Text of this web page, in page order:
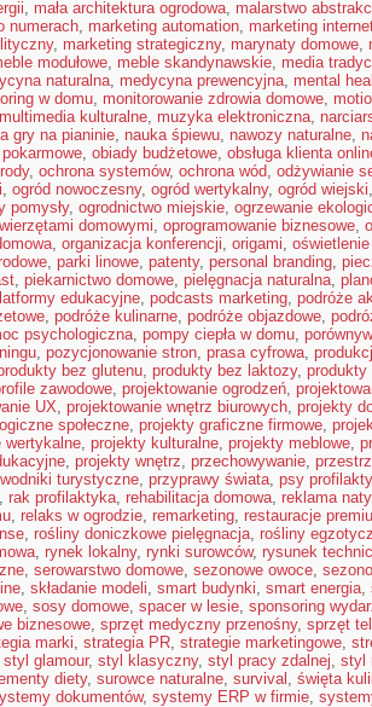
, mała architektura ogrodowa, malarstwo
numerach, marketing automation, marketing
, marketing strategiczny, marynaty domowe,
modułowe, meble skandynawskie, media
naturalna, medycyna prewencyjna, mental
w domu, monitorowanie zdrowia domowe,
multimedia kulturalne, muzyka elektroniczna,
gry na pianinie, nauka śpiewu, nawozy naturalne,
, obiady budżetowe, obsługa klienta
, ochrona systemów, ochrona wód, odżywianie
, ogród nowoczesny, ogród wertykalny, ogród wiejski
pomysły, ogrodnictwo miejskie, ogrzewanie
domowymi, oprogramowanie biznesowe,
, organizacja konferencji, origami,
, parki linowe, patenty, personal branding,
, piekarnictwo domowe, pielęgnacja naturalna,
edukacyjne, podcasts marketing, podróże
, podróże kulinarne, podróże objazdowe,
psychologiczna, pompy ciepła w domu,
, pozycjonowanie stron, prasa cyfrowa,
bez glutenu, produkty bez laktozy, produkty
zawodowe, projektowanie ogrodzeń,
UX, projektowanie wnętrz biurowych, projekty
społeczne, projekty graficzne firmowe,
wertykalne, projekty kulturalne, projekty meblowe,
, projekty wnętrz, przechowywanie,
turystyczne, przyprawy świata, psy
, rak profilaktyka, rehabilitacja domowa, reklama
, relaks w ogrodzie, remarketing, restauracje
, rośliny doniczkowe pielęgnacja, rośliny
, rynek lokalny, rynki surowców, rysunek
, serowarstwo domowe, sezonowe owoce,
, składanie modeli, smart budynki, smart energia,
, sosy domowe, spacer w lesie, sponsoring
biznesowe, sprzęt medyczny przenośny, sprzęt
marki, strategia PR, strategie marketingowe,
styl glamour, styl klasyczny, styl pracy zdalnej, styl
diety, surowce naturalne, survival , święta
dokumentów, systemy ERP w firmie,